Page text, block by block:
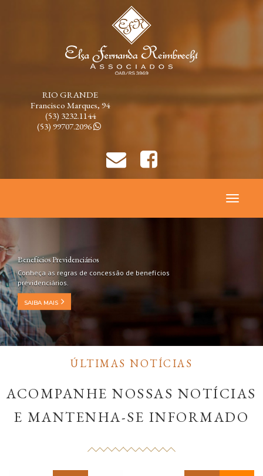
RIO GRANDE
Francisco Marques, 94
(53) 3232.1144
(53) 99707.2096
Toggle
Benefícios Previdenciários
Conheça as regras de concessão de benefícios
previdenciários.
SAIBA MAIS
ÚLTIMAS NOTÍCIAS
ACOMPANHE NOSSAS NOTÍCIAS
E MANTENHA-SE INFORMADO